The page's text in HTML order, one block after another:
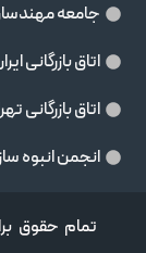
جامعه
اتاق بازرگانی
اتاق بازرگانی
انجمن انبوه
تمام حقوق